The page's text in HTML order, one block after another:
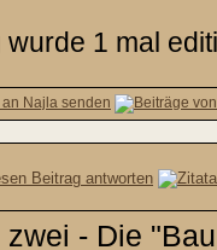
wurde 1 mal
- Die